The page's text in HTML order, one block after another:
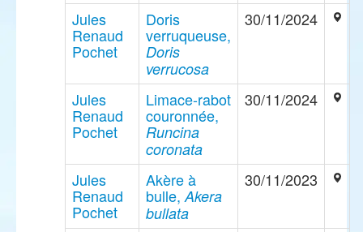
Jules
Renaud
Pochet
Doris
verruqueuse,
Doris
verrucosa
30/11/2024
Jules
Renaud
Pochet
Limace-rabot
couronnée,
Runcina
coronata
30/11/2024
Jules
Renaud
Pochet
Akère à
bulle,Akera
bullata
30/11/2023